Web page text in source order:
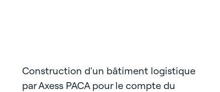
Construction d'un bâtiment logistique
par Axess PACA pour le compte du